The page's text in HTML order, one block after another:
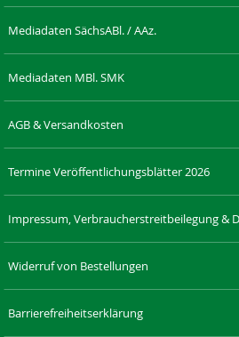
Mediadaten SächsABl. / AAz.
Mediadaten MBl. SMK
AGB & Versandkosten
Termine Veröffentlichungsblätter 2026
Impressum, Verbraucherstreitbeilegung &
Widerruf von Bestellungen
Barrierefreiheitserklärung